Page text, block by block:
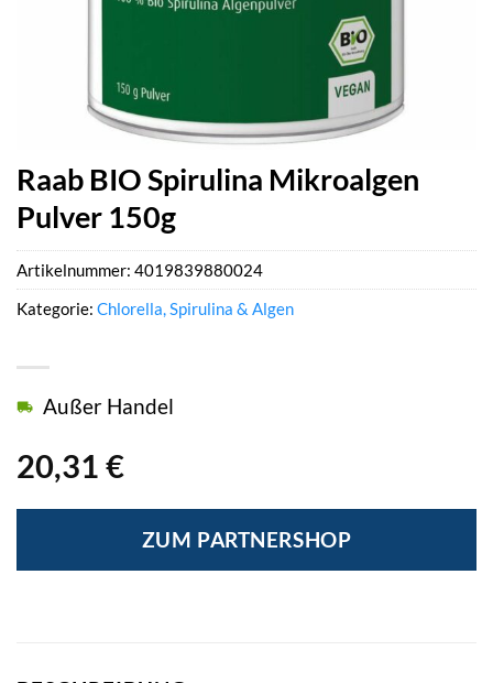
Raab BIO Spirulina Mikroalgen
Pulver 150g
20,31 €
Außer Handel
ZUM PARTNERSHOP
Artikelnummer: 4019839880024
Kategorie: Chlorella, Spirulina & Algen